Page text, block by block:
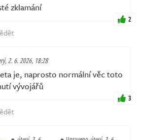
zklamání
2
2. 6. 2026, 18:28
je, naprosto normální věc toto
vývojářů
3